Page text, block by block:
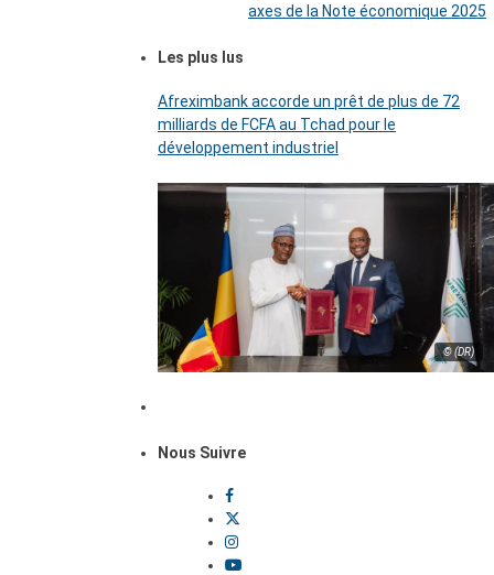
axes de la Note économique 2025
Les plus lus
Afreximbank accorde un prêt de plus de 72
milliards de FCFA au Tchad pour le
développement industriel
© (DR)
Nous Suivre